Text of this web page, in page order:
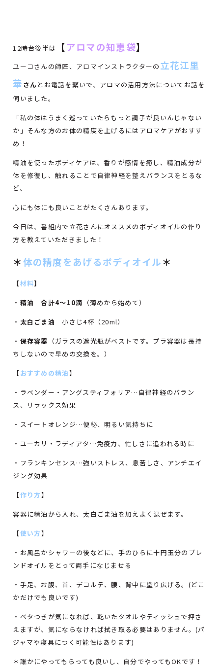
12時台後半は 【アロマの知恵袋】
ユーコさんの師匠、アロマインストラクターの 立花江里
華 さん とお電話を繋いで、アロマの活用方法についてお話を
伺いました。
「私の体はうまく巡っていたらもっと調子が良いんじゃない
か」そんな方のお体の精度を上げるにはアロマケアがおすす
め！
精油を使ったボディケアは、香りが感情を癒し、精油成分が
体を修復し、触れることで自律神経を整えバランスをとるな
ど、
心にも体にも良いことがたくさんあります。
今日は、番組内で立花さんにオススメのボディオイルの作り
方を教えていただきました！
＊体の精度をあげるボディオイル＊
【材料】
・ 精油 合計4～10滴 （薄めから始めて）
・ 太白ごま油 小さじ4杯（20ml）
・ 保存容器 （ガラスの遮光瓶がベストです。プラ容器は長持
ちしないので早めの交換を。）
【おすすめの精油】
・ラベンダー・アングスティフォリア…自律神経のバラン
ス、リラックス効果
・スイートオレンジ…便秘、明るい気持ちに
・ユーカリ・ラディアタ…免疫力、忙しさに追われる時に
・フランキンセンス…強いストレス、息苦しさ、アンチエイ
ジング効果
【作り方】
容器に精油から入れ、太白ごま油を加えよく混ぜます。
【使い方】
・お風呂かシャワーの後などに、手のひらに十円玉分のブレ
ンドオイルをとって両手になじませる
・手足、お腹、首、デコルテ、腰、背中に塗り広げる。(どこ
かだけでも良いです)
・ベタつきが気になれば、乾いたタオルやティッシュで押さ
えますが、気にならなければ拭き取る必要はありません。(パ
ジャマや寝具につく可能性はあります)
＊誰かにやってもらっても良いし、自分でやってもOKです！